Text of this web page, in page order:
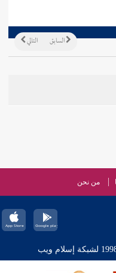
التالي السابق
من نحن